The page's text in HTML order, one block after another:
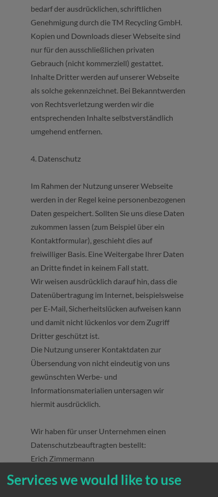
bedarf der ausdrücklichen, schriftlichen
Genehmigung durch die TM Recycling GmbH.
Kopien und Downloads dieser Webseite sind
nur für den ausschließlichen privaten
Gebrauch (nicht kommerziell) gestattet.
Inhalte Dritter werden auf unserer Webseite
als solche gekennzeichnet. Bei Bekanntwerden
von Rechtsverletzung werden wir die
entsprechenden Inhalte selbstverständlich
umgehend entfernen.
4. Datenschutz
Im Rahmen der Nutzung unserer Webseite
werden in der Regel keine personenbezogenen
Daten gespeichert. Sollten Sie uns diese Daten
zukommen lassen (zum Beispiel über ein
Kontaktformular), geschieht dies auf
freiwilliger Basis. Eine Weitergabe Ihrer Daten
an Dritte findet in keinem Fall statt.
Wir weisen ausdrücklich darauf hin, dass die
Datenübertragung im Internet, beispielsweise
per E-Mail, Sicherheitslücken aufweisen kann
und damit nicht lückenlos vor dem Zugriff
Dritter geschützt ist.
Die Nutzung unserer Kontaktdaten zur
Übersendung von nicht eindeutig von uns
gewünschten Werbe- und
Informationsmaterialien untersagen wir
hiermit ausdrücklich.
Wir haben für unser Unternehmen einen
Datenschutzbeauftragten bestellt:
Erich Zimmermann
Baden
Services we would like to use